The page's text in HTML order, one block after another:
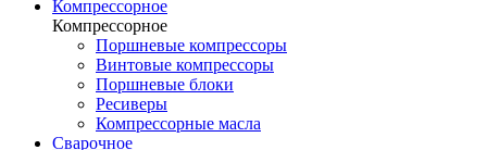
Компрессорное
Компрессорное
Поршневые компрессоры
Винтовые компрессоры
Поршневые блоки
Ресиверы
Компрессорные масла
Сварочное